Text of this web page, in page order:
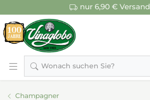
nur 6,90 € Versand
Wonach suchen Sie?
Champagner